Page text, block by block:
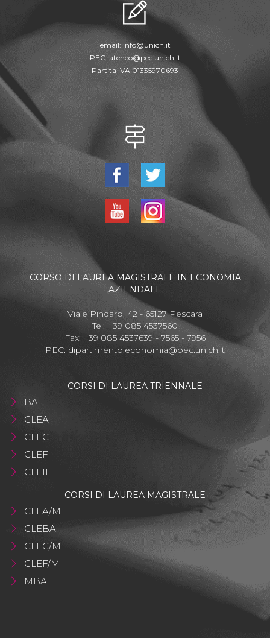
email: info@unich.it
PEC: ateneo@pec.unich.it
Partita IVA 01335970693
CORSO DI LAUREA MAGISTRALE IN ECONOMIA
AZIENDALE
Viale Pindaro, 42 - 65127 Pescara
Tel: +39 085 4537560
Fax: +39 085 4537639 - 7565 - 7956
PEC: dipartimento.economia@pec.unich.it
CORSI DI LAUREA TRIENNALE
BA
CLEA
CLEC
CLEF
CLEII
CORSI DI LAUREA MAGISTRALE
CLEA/M
CLEBA
CLEC/M
CLEF/M
MBA